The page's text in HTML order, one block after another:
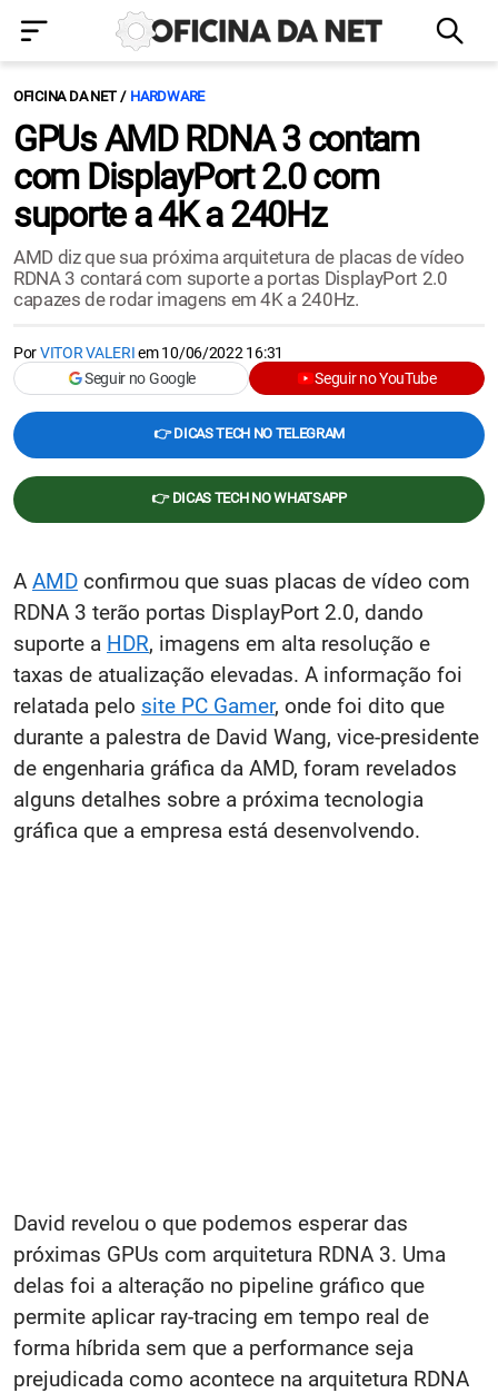
OFICINA DA NET HARDWARE
GPUs AMD RDNA 3 contam
com DisplayPort 2.0 com
suporte a 4K a 240Hz
AMD diz que sua próxima arquitetura de placas de vídeo
RDNA 3 contará com suporte a portas DisplayPort 2.0
capazes de rodar imagens em 4K a 240Hz.
PorVITOR VALERIem10/06/2022 16:31
Seguir no Google
Seguir no YouTube
👉 DICAS TECH NO TELEGRAM
👉 DICAS TECH NO WHATSAPP
A AMD confirmou que suas placas de vídeo com
RDNA 3 terão portas DisplayPort 2.0, dando
suporte a HDR, imagens em alta resolução e
taxas de atualização elevadas. A informação foi
relatada pelo site PC Gamer, onde foi dito que
durante a palestra de David Wang, vice-presidente
de engenharia gráfica da AMD, foram revelados
alguns detalhes sobre a próxima tecnologia
gráfica que a empresa está desenvolvendo.
David revelou o que podemos esperar das
próximas GPUs com arquitetura RDNA 3. Uma
delas foi a alteração no pipeline gráfico que
permite aplicar ray-tracing em tempo real de
forma híbrida sem que a performance seja
prejudicada como acontece na arquitetura RDNA